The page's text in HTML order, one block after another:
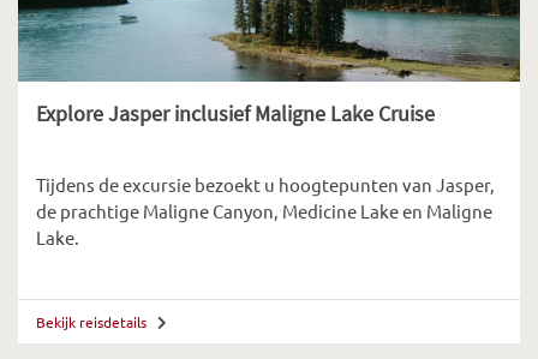
Explore Jasper inclusief Maligne Lake Cruise
Tijdens de excursie bezoekt u hoogtepunten van Jasper,
de prachtige Maligne Canyon, Medicine Lake en Maligne
Lake.
Bekijk reisdetails